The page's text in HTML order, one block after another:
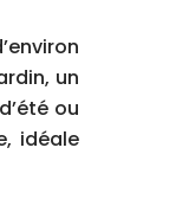
un
ou
idéale